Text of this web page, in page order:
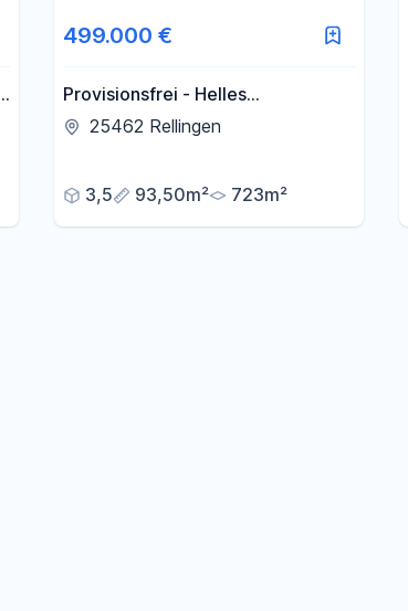
499.000 €
Provisionsfrei - Helles
Reihenendhaus mit großer
25462 Rellingen
3,5 93,50m² 723m²